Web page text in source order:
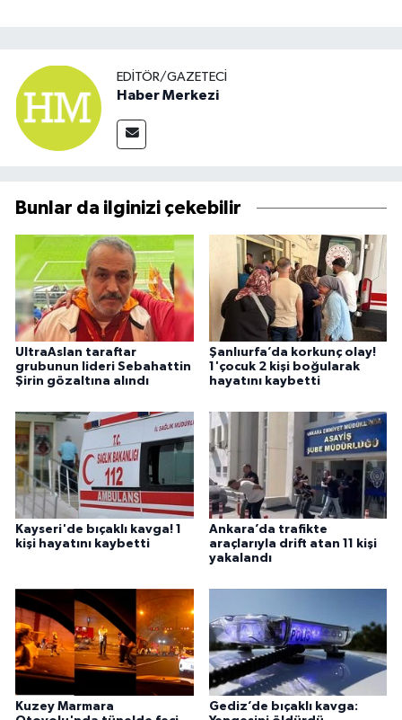
EDITÖR/GAZETECI
Haber Merkezi
Bunlar da ilginizi çekebilir
UltraAslan taraftar
grubunun lideri Sebahattin
Şirin gözaltına alındı
Şanlıurfa’da korkunç olay!
1'çocuk 2 kişi boğularak
hayatını kaybetti
Kayseri'de bıçaklı kavga! 1
kişi hayatını kaybetti
Ankara’da trafikte
araçlarıyla drift atan 11 kişi
yakalandı
Kuzey Marmara
Gediz’de bıçaklı kavga: